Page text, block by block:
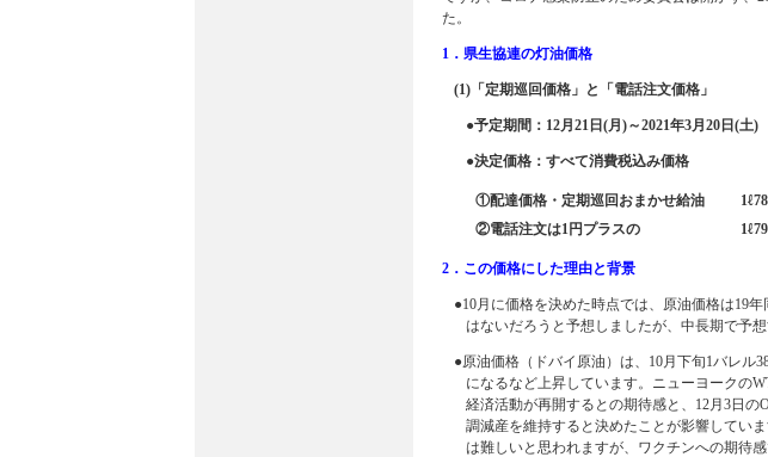
た。
1．県生協連の灯油価格
(1)「定期巡回価格」と「電話注文価格」
●予定期間：12月21日(月)～2021年3月20日(土)
●決定価格：すべて消費税込み価格
①配達価格・定期巡回おまかせ給油
②電話注文は1円プラスの
2．この価格にした理由と背景
●10月に価格を決めた時点では、原油価格は19
はないだろうと予想しましたが、中長期で予
●原油価格（ドバイ原油）は、10月下旬1バレル
になるなど上昇しています。ニューヨークの
経済活動が再開するとの期待感と、12月3日の
調減産を維持すると決めたことが影響してい
は難しいと思われますが、ワクチンへの期待